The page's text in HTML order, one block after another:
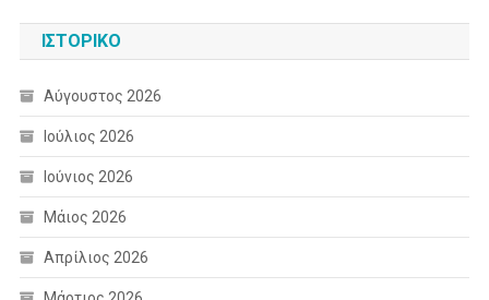
ΙΣΤΟΡΙΚΌ
Αύγουστος 2026
Ιούλιος 2026
Ιούνιος 2026
Μάιος 2026
Απρίλιος 2026